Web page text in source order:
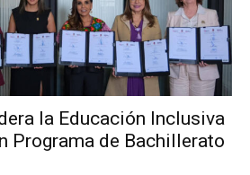
la Educación Inclusiva
Programa de Bachillerato